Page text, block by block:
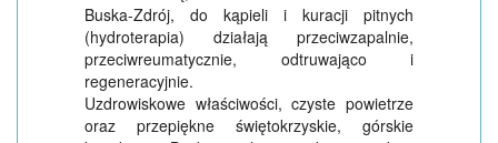
Buska-Zdrój, do kąpieli i kuracji pitnych
(hydroterapia) działają przeciwzapalnie,
przeciwreumatycznie, odtruwająco i
regeneracyjnie.
Uzdrowiskowe właściwości, czyste powietrze
oraz przepiękne świętokrzyskie, górskie